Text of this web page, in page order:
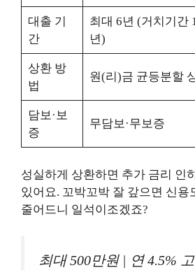
대출 기
간
최대 6년 (거치기간
년)
상환 방
법
원(리)금 균등분할
담보·보
증
무담보·무보증
성실하게 상환하면 추가 금리 인
있어요. 꼬박꼬박 잘 갚으면 신용
줄어드니 일석이조겠죠?
최대 500만원 | 연 4.5%